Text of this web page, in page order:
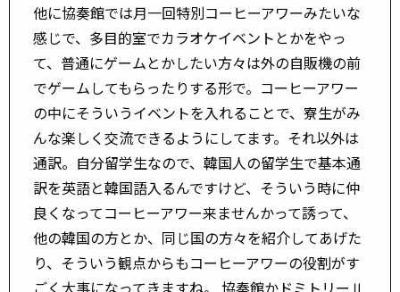
他に協奏館では月一回特別コーヒーアワーみたいな
感じで、多目的室でカラオケイベントとかをやっ
て、普通にゲームとかしたい方々は外の自販機の前
でゲームしてもらったりする形で。コーヒーアワー
の中にそういうイベントを入れることで、寮生がみ
んな楽しく交流できるようにしてます。それ以外は
通訳。自分留学生なので、韓国人の留学生で基本通
訳を英語と韓国語入るんですけど、そういう時に仲
良くなってコーヒーアワー来ませんかって誘って、
他の韓国の方とか、同じ国の方々を紹介してあげた
り、そういう観点からもコーヒーアワーの役割がす
ごく大事になってきますね。 協奏館かドミトリーⅡ